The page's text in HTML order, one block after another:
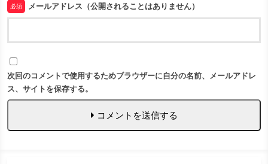
必須 メールアドレス（公開されることはありません）
次回のコメントで使用するためブラウザーに自分の名前、メールアドレ
ス、サイトを保存する。
コメントを送信する